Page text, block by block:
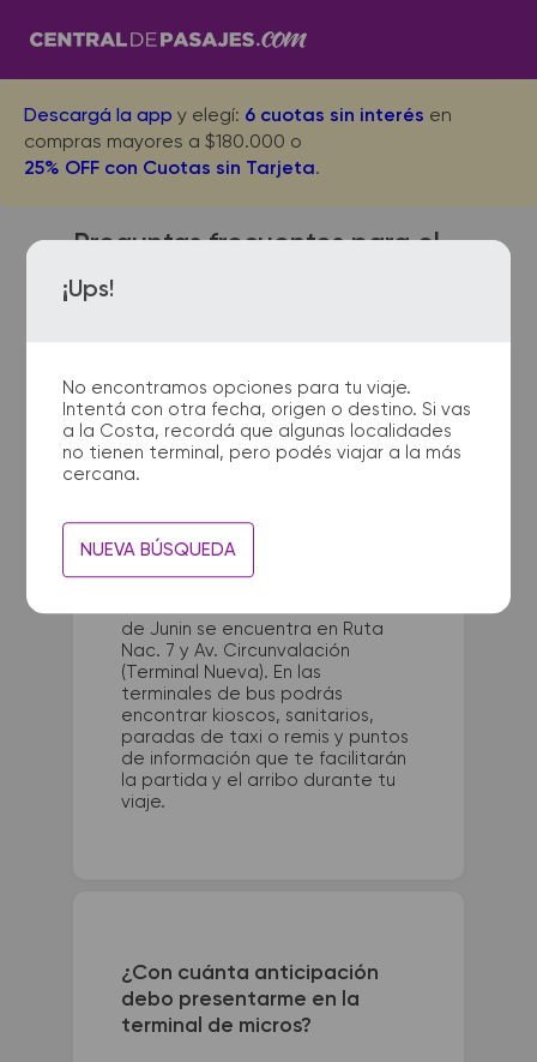
Descargá la app y elegí: 6 cuotas sin interés en
compras mayores a $180.000 o
25% OFF con Cuotas sin Tarjeta.
¡Ups!
No encontramos opciones para tu viaje.
Intentá con otra fecha, origen o destino. Si vas
a la Costa, recordá que algunas localidades
no tienen terminal, pero podés viajar a la más
cercana.
NUEVA BÚSQUEDA
Preguntas frecuentes para el
viaje desde Carmen de Areco
a Junin
¿Dónde quedan las
terminales de micro de
Carmen de Areco a Junin?
La terminal de ómnibus de
de Junin se encuentra en Ruta
Nac. 7 y Av. Circunvalación
(Terminal Nueva). En las
terminales de bus podrás
encontrar kioscos, sanitarios,
paradas de taxi o remis y puntos
de información que te facilitarán
la partida y el arribo durante tu
viaje.
¿Con cuánta anticipación
debo presentarme en la
terminal de micros?